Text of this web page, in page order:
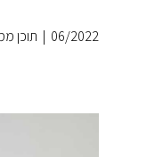
06/2022
| תוכן